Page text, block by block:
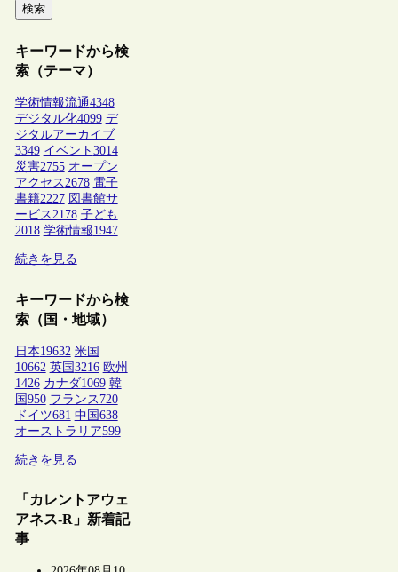
検索
キーワードから検
索（テーマ）
学術情報流通4348
デジタル化4099 デ
ジタルアーカイブ
3349 イベント 3014
災害2755 オープン
アクセス2678 電子
書籍2227 図書館サ
ービス2178 子ども
2018 学術情報1947
続きを見る
キーワードから検
索（国・地域）
日本19632 米国
10662 英国 3216 欧州
1426 カナダ1069 韓
国 950 フランス 720
ドイツ681 中国 638
オーストラリア599
続きを見る
「カレントアウェ
アネス-R」新着記
事